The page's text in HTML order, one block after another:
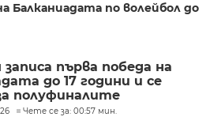
Балканиадата по волейбол до
записа първа победа на
до 17 години и се
полуфиналите
Чете се за: 00:57 мин.